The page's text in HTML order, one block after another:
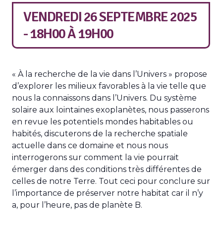
VENDREDI 26 SEPTEMBRE 2025
- 18H00À19H00
« À la recherche de la vie dans l’Univers » propose
d’explorer les milieux favorables à la vie telle que
nous la connaissons dans l’Univers. Du système
solaire aux lointaines exoplanètes, nous passerons
en revue les potentiels mondes habitables ou
habités, discuterons de la recherche spatiale
actuelle dans ce domaine et nous nous
interrogerons sur comment la vie pourrait
émerger dans des conditions très différentes de
celles de notre Terre. Tout ceci pour conclure sur
l’importance de préserver notre habitat car il n’y
a, pour l’heure, pas de planète B.